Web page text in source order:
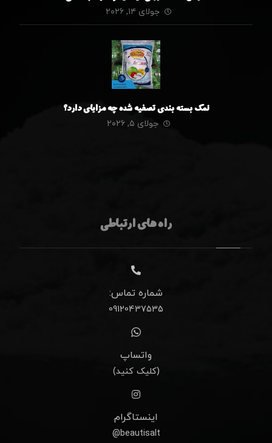
جولای ۱۴, ۲۰۲۶
نمک بسته بندی تصفیه شده چه مزایای دارد؟
جولای ۵, ۲۰۲۶
راه های ارتباطی
شماره تماس:
09120437535
واتساپ
(کلیک کنید)
اینستاگرام
beautisalt@